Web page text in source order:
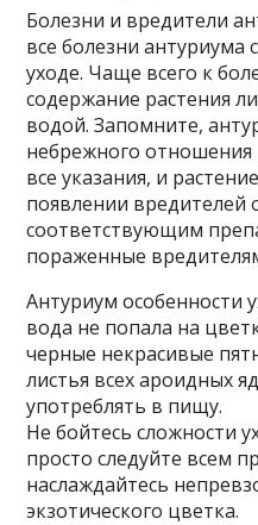
Болезни и вредители
все болезни антуриума
уходе. Чаще всего к
содержание растения
водой. Запомните,
небрежного отношения
все указания, и
появлении вредителей
соответствующим
пораженные
Антуриум особенности
вода не попала на
черные некрасивые
листья всех ароидных
употреблять в пищу.
Не бойтесь сложности
просто следуйте всем
наслаждайтесь
экзотического цветка.